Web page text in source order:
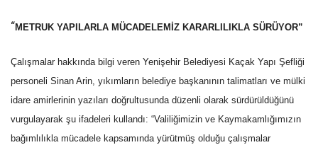
“METRUK YAPILARLA MÜCADELEMİZ KARARLILIKLA SÜRÜYOR”
Çalışmalar hakkında bilgi veren Yenişehir Belediyesi Kaçak Yapı Şefliği
personeli Sinan Arin, yıkımların belediye başkanının talimatları ve mülki
idare amirlerinin yazıları doğrultusunda düzenli olarak sürdürüldüğünü
vurgulayarak şu ifadeleri kullandı: “Valiliğimizin ve Kaymakamlığımızın
bağımlılıkla mücadele kapsamında yürütmüş olduğu çalışmalar